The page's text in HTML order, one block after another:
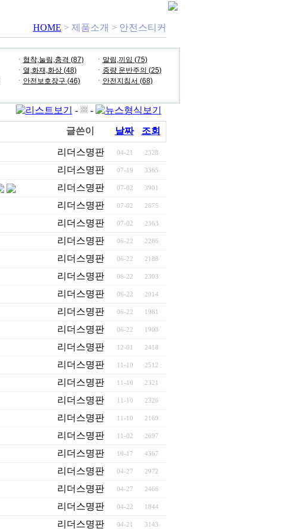
HOME > 제품소개 > 안전스티커
ㆍ 협착,눌림,충격 (87) ㆍ 말림,끼임 (75)
ㆍ 열,화재,화상 (48) ㆍ 중량 운반주의 (25)
ㆍ 안전보호장구 (46) ㆍ 안전지침서 (68)
- -
글쓴이 날짜 조회
리더스명판 04-21 2328
리더스명판 07-19 3365
리더스명판 07-02 3901
리더스명판 07-02 2675
리더스명판 07-02 2363
리더스명판 06-22 2286
리더스명판 06-22 2188
리더스명판 06-22 2303
리더스명판 06-22 2014
리더스명판 06-22 1981
리더스명판 06-22 1908
리더스명판 12-01 2418
리더스명판 11-10 2512
리더스명판 11-10 2321
리더스명판 11-10 2326
리더스명판 11-10 2160
리더스명판 11-02 2697
리더스명판 10-17 4367
리더스명판 04-27 2972
리더스명판 04-27 2466
리더스명판 04-22 1844
리더스명판 04-21 3143